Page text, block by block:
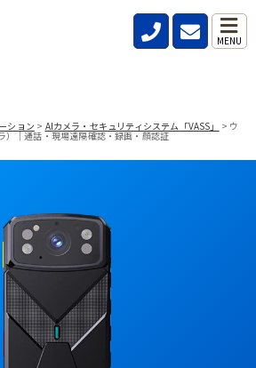
MENU
ション > AIカメラ・セキュリティシステム「VASS」 > ウ
）｜通話・現場遠隔確認・録画・顔認証